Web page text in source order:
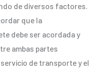
de diversos factores.
que la
debe ser acordada y
ambas partes
de transporte y el